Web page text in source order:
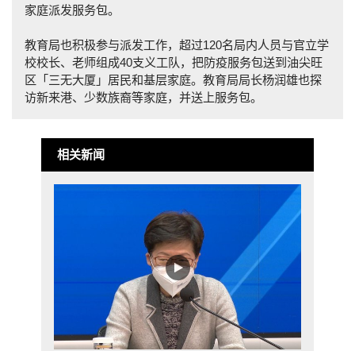
家庭派发服务包。
教育局也积极参与派发工作，超过120名局内人员与官立学
校校长、老师组成40支义工队，把防疫服务包送到油尖旺
区「三无大厦」居民和基层家庭。教育局局长杨润雄也探
访新来港、少数族裔等家庭，并送上服务包。
相关新闻